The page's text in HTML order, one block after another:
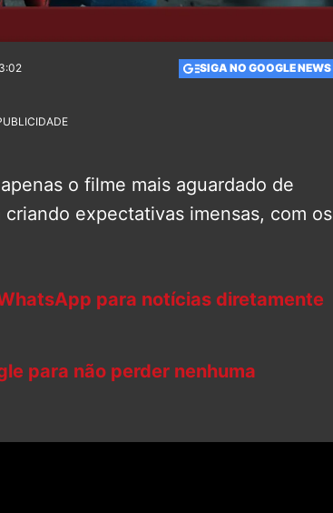
SIGA NO GOOGLE NEWS
o filme mais aguardado de
expectativas imensas, com os
para notícias diretamente
para não perder nenhuma